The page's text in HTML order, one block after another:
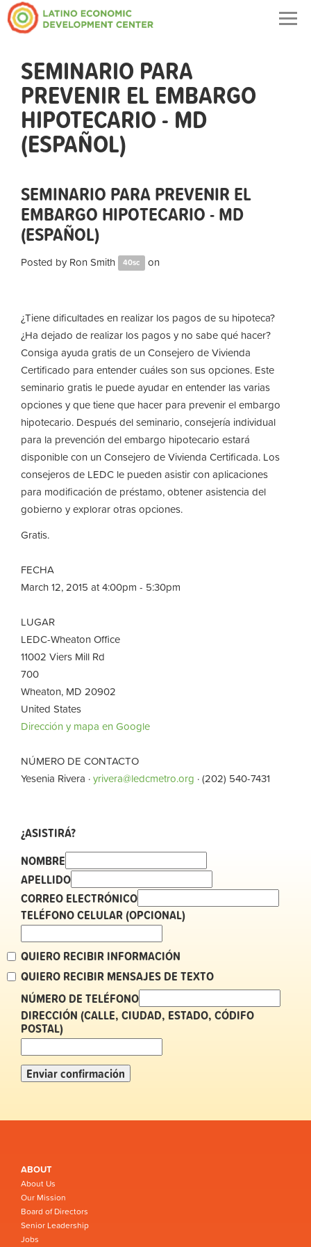
SEMINARIO PARA
PREVENIR EL EMBARGO
HIPOTECARIO - MD
(ESPAÑOL)
SEMINARIO PARA PREVENIR EL
EMBARGO HIPOTECARIO - MD
(ESPAÑOL)
Posted by Ron Smith 40sc on
¿Tiene dificultades en realizar los pagos de su hipoteca?
¿Ha dejado de realizar los pagos y no sabe qué hacer?
Consiga ayuda gratis de un Consejero de Vivienda
Certificado para entender cuáles son sus opciones. Este
seminario gratis le puede ayudar en entender las varias
opciones y que tiene que hacer para prevenir el embargo
hipotecario. Después del seminario, consejería individual
para la prevención del embargo hipotecario estará
disponible con un Consejero de Vivienda Certificada. Los
consejeros de LEDC le pueden asistir con aplicaciones
para modificación de préstamo, obtener asistencia del
gobierno y explorar otras opciones.
Gratis.
FECHA
March 12, 2015 at 4:00pm - 5:30pm
LUGAR
LEDC-Wheaton Office
11002 Viers Mill Rd
700
Wheaton, MD 20902
United States
Dirección y mapa en Google
NÚMERO DE CONTACTO
Yesenia Rivera ·yrivera@ledcmetro.org · (202) 540-7431
¿ASISTIRÁ?
NOMBRE
APELLIDO
CORREO ELECTRÓNICO
TELÉFONO CELULAR (OPCIONAL)
QUIERO RECIBIR INFORMACIÓN
QUIERO RECIBIR MENSAJES DE TEXTO
NÚMERO DE TELÉFONO
DIRECCIÓN (CALLE, CIUDAD, ESTADO, CÓDIFO
POSTAL)
ABOUT
About Us
Our Mission
Board of Directors
Senior Leadership
Jobs